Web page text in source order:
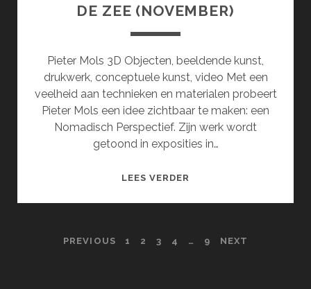
DE ZEE (NOVEMBER)
Pieter Mols 3D Objecten, beeldende kunst,
drukwerk, conceptuele kunst, video Met een
veelheid aan technieken en materialen probeert
Pieter Mols een idee zichtbaar te maken: een
Nomadisch Perspectief. Zijn werk wordt
getoond in exposities in…
LEES VERDER
VAN
POSTS
PREVIOUS 1 2 3 4 … 9 NEXT